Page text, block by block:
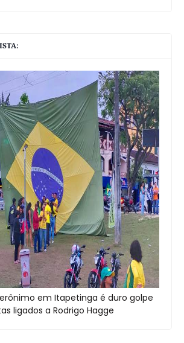
em Itapetinga é duro golpe
ligados a Rodrigo Hagge